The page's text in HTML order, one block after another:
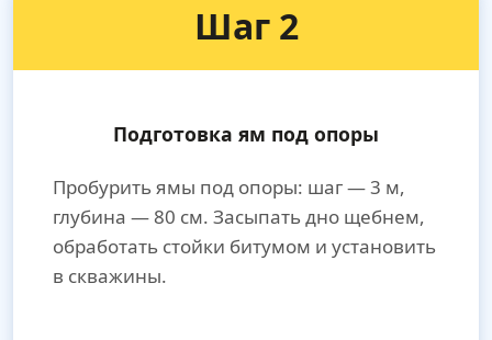
Шаг 2
Подготовка ям под опоры
Пробурить ямы под опоры: шаг — 3 м,
глубина — 80 см. Засыпать дно щебнем,
обработать стойки битумом и установить
в скважины.